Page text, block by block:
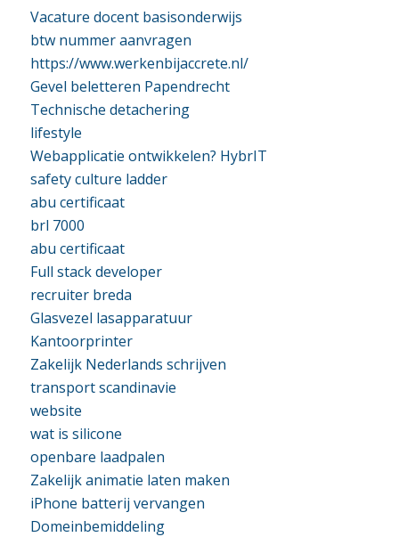
Vacature docent basisonderwijs
btw nummer aanvragen
https://www.werkenbijaccrete.nl/
Gevel beletteren Papendrecht
Technische detachering
lifestyle
Webapplicatie ontwikkelen? HybrIT
safety culture ladder
abu certificaat
brl 7000
abu certificaat
Full stack developer
recruiter breda
Glasvezel lasapparatuur
Kantoorprinter
Zakelijk Nederlands schrijven
transport scandinavie
website
wat is silicone
openbare laadpalen
Zakelijk animatie laten maken
iPhone batterij vervangen
Domeinbemiddeling